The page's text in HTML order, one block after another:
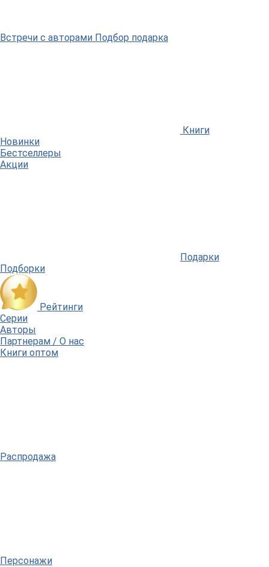
Встречи с авторами Подбор подарка
Книги
Новинки
Бестселлеры
Акции
Подарки
Подборки
Рейтинги
Серии
Авторы
Партнерам / О нас
Книги оптом
Распродажа
Персонажи